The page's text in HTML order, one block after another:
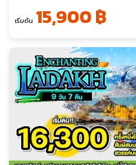
เริ่มต้น 15,900 ฿